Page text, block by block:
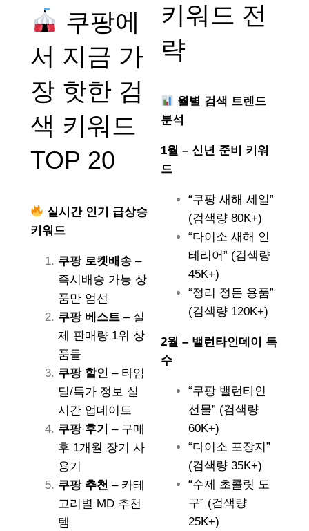
쿠팡에
서 지금 가
장 핫한 검
색 키워드
TOP 20
실시간 인기 급상승
키워드
쿠팡 로켓배송 –
즉시배송 가능 상
품만 엄선
쿠팡 베스트 – 실
제 판매량 1위 상
품들
쿠팡 할인 – 타임
딜/특가 정보 실
시간 업데이트
쿠팡 후기
– 구매
후 1개월 장기 사
용기
쿠팡 추천 – 카테
고리별 MD 추천
템
키워드 전
략
월별 검색 트렌드
분석
1월 – 신년 준비 키워
드
“쿠팡 새해 세일”
(검색량 80K+)
“다이소 새해 인
테리어” (검색량
45K+)
“정리 정돈 용품”
(검색량 120K+)
2월 – 밸런타인데이 특
수
“쿠팡 밸런타인
선물” (검색량
60K+)
“다이소 포장지”
(검색량 35K+)
“수제 초콜릿 도
구” (검색량
25K+)